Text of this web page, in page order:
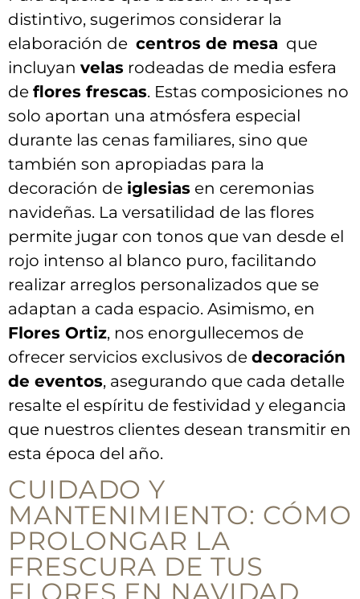
distintivo, sugerimos considerar la
elaboración ​de ⁢ centros de mesa ‍ que
incluyan‌ velas rodeadas‌ de media esfera
de flores frescas. Estas composiciones no
solo aportan‌ una ⁣atmósfera​ especial
durante⁢ las ⁢cenas familiares, sino que
también son apropiadas para‌ la
decoración de iglesias en ceremonias
navideñas.‌ La ​versatilidad de ⁢las flores
permite jugar con tonos que⁣ van desde el
rojo‌ intenso al⁢ blanco puro, facilitando
realizar ⁤arreglos personalizados que ⁤se⁤
adaptan a cada espacio.‍ Asimismo, en
Flores Ortiz, nos enorgullecemos de
ofrecer servicios exclusivos de decoración
de eventos, asegurando que cada detalle
resalte el espíritu de‍ festividad y⁣ elegancia
que ​nuestros clientes desean transmitir en
esta época del ⁣año.
CUIDADO Y
MANTENIMIENTO: ⁤CÓMO
PROLONGAR LA
FRESCURA DE TUS
FLORES EN NAVIDAD